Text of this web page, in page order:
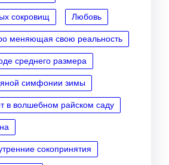
сокровищ Любовь
меняющая свою реальность
среднего размера
симфонии зимы
в волшебном райском саду
сокопринятия